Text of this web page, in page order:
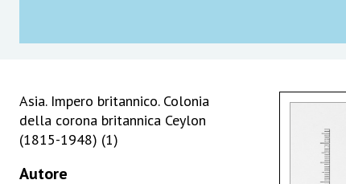
Asia. Impero britannico. Colonia
della corona britannica Ceylon
(1815-1948) (1)
Autore